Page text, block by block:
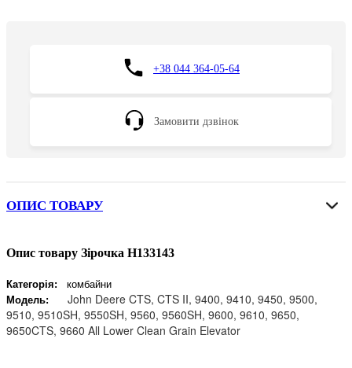
+38 044 364-05-64
Замовити дзвінок
ОПИС ТОВАРУ
Опис товару Зірочка H133143
Категорія:
комбайни
Модель: John Deere CTS, CTS II, 9400, 9410, 9450, 9500,
9510, 9510SH, 9550SH, 9560, 9560SH, 9600, 9610, 9650,
9650CTS, 9660 All Lower Clean Grain Elevator